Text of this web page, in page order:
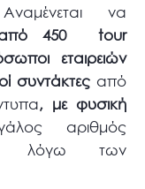
να
από 450 tour
εταιρειών
συντάκτες από
, με φυσική
αριθμός
λόγω των